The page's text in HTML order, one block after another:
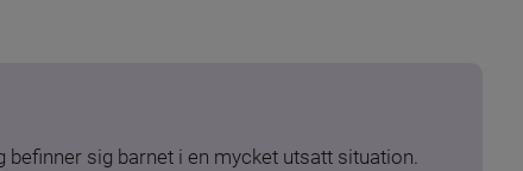
sig barnet i en mycket utsatt situation.